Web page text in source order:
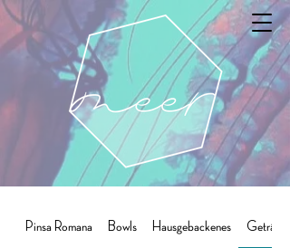
Pinsa Romana Bowls Hausgebackenes Getränke